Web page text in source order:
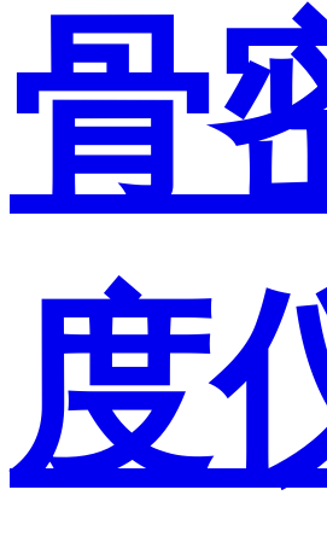
骨
度